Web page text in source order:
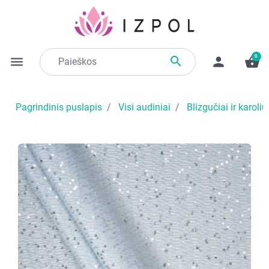
menu  person shopping_basket
0
Pagrindinis puslapis Visi audiniai Blizgučiai ir